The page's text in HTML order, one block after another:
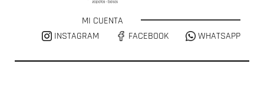
MI CUENTA
INSTAGRAM
FACEBOOK WHATSAPP